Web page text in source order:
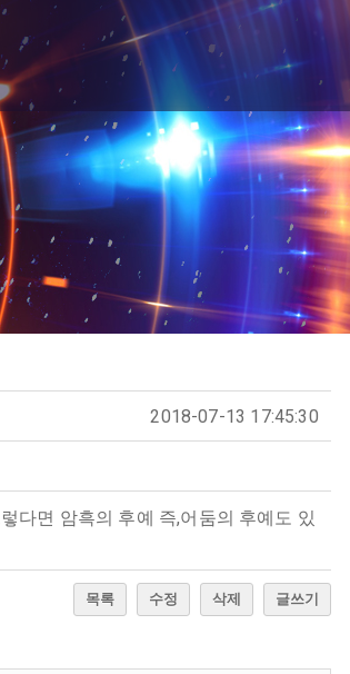
2018-07-13 17:45:30
다면 암흑의 후예 즉,어둠의 후예도 있
목록 수정 삭제 글쓰기